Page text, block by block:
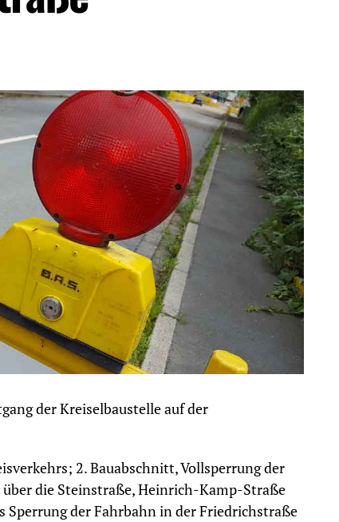
der Kreiselbaustelle auf der
2. Bauabschnitt, Vollsperrung der
die Steinstraße, Heinrich-Kamp-Straße
der Fahrbahn in der Friedrichstraße